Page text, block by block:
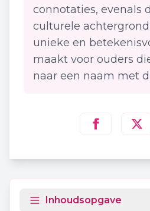
connotaties, evenals
culturele
unieke en
maakt voor ouders
naar een naam met
Deel deze
Inhoudsopgave